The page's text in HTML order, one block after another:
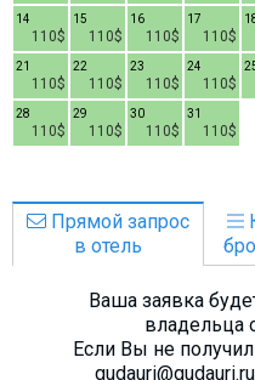
110$
14
110$
15
110$
16
110$
17
110$
21
110$
22
110$
23
110$
24
110$
28
110$
29
110$
30
110$
31
Прямой запрос
в отель
Ваша заявка
владельца
Если Вы не